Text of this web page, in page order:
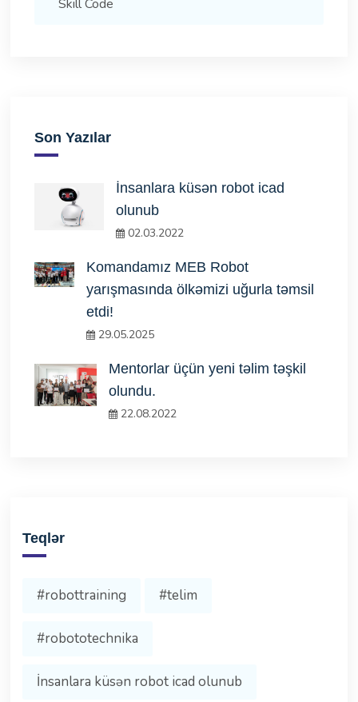
Skill Code
Son Yazılar
İnsanlara küsən robot icad
olunub
02.03.2022
Komandamız MEB Robot
yarışmasında ölkəmizi uğurla təmsil
etdi!
29.05.2025
Mentorlar üçün yeni təlim təşkil
olundu.
22.08.2022
Teqlər
#robottraining #telim
#robototechnika
İnsanlara küsən robot icad olunub